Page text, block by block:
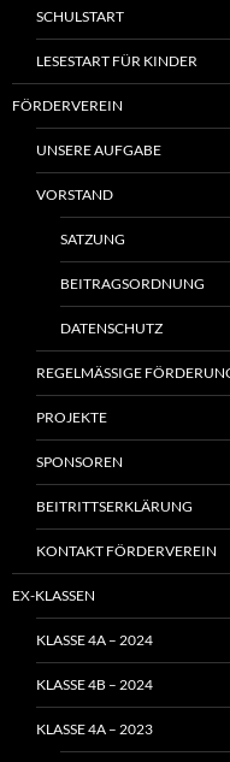
SCHULSTART
LESESTART FÜR KINDER
FÖRDERVEREIN
UNSERE AUFGABE
VORSTAND
SATZUNG
BEITRAGSORDNUNG
DATENSCHUTZ
REGELMÄSSIGE FÖRDERUNG
PROJEKTE
SPONSOREN
BEITRITTSERKLÄRUNG
KONTAKT FÖRDERVEREIN
EX-KLASSEN
KLASSE 4A – 2024
KLASSE 4B – 2024
KLASSE 4A – 2023